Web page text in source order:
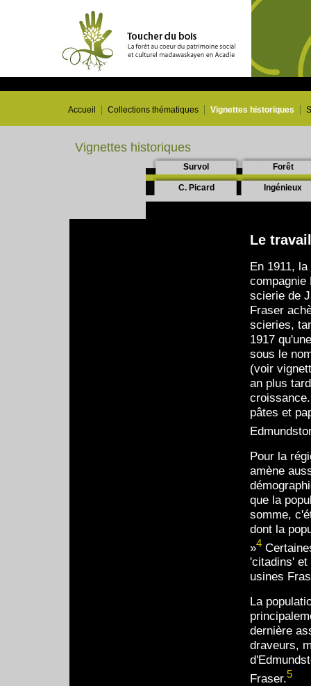
Accueil Collections thématiques Vignettes historiques
Vignettes historiques
Survol Forêt
C. Picard Ingénieux
Le
En 1911, la
compagnie
scierie de
Fraser
scieries,
1917
sous le
(voir
an plus
pâtes et
Pour la
amène
que la
somme,
dont la
»4
'citadins'
usines
La
dernière
draveurs,
Fraser.5